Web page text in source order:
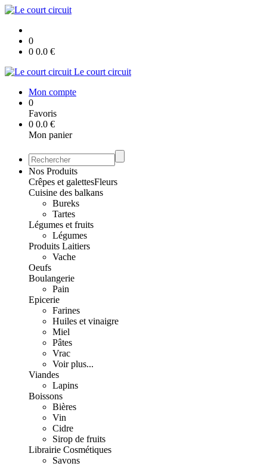
0
0 0.0 €
Le court circuit
Mon compte
0
Favoris
0 0.0 €
Mon panier
Nos Produits
Crêpes et galettesFleurs
Cuisine des balkans
Bureks
Tartes
Légumes et fruits
Légumes
Produits Laitiers
Vache
Oeufs
Boulangerie
Pain
Epicerie
Farines
Huiles et vinaigre
Miel
Pâtes
Vrac
Voir plus...
Viandes
Lapins
Boissons
Bières
Vin
Cidre
Sirop de fruits
Librairie Cosmétiques
Savons